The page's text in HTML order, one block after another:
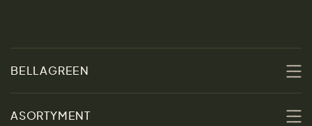
BELLAGREEN
ASORTYMENT